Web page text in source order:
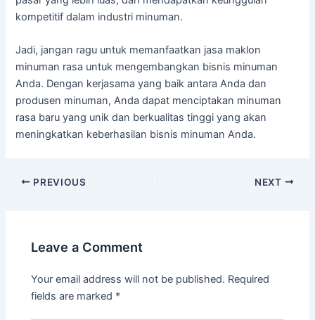
kompetitif dalam industri minuman.
Jadi, jangan ragu untuk memanfaatkan jasa maklon
minuman rasa untuk mengembangkan bisnis minuman
Anda. Dengan kerjasama yang baik antara Anda dan
produsen minuman, Anda dapat menciptakan minuman
rasa baru yang unik dan berkualitas tinggi yang akan
meningkatkan keberhasilan bisnis minuman Anda.
PREVIOUS NEXT
Leave a Comment
Your email address will not be published. Required
fields are marked *